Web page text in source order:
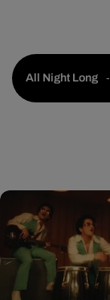
All Night Long -